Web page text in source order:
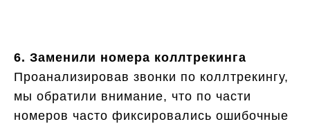
6. Заменили номера коллтрекинга
Проанализировав звонки по коллтрекингу,
мы обратили внимание, что по части
номеров часто фиксировались ошибочные